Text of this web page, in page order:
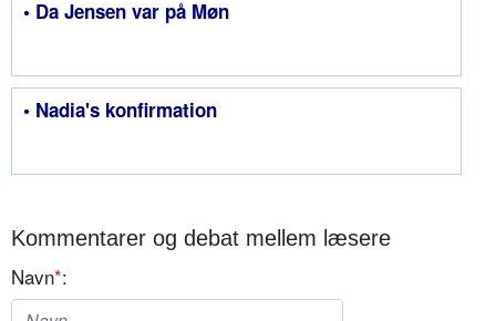
• Da Jensen var på Møn
• Nadia's konfirmation
Kommentarer og debat mellem læsere
Navn*: